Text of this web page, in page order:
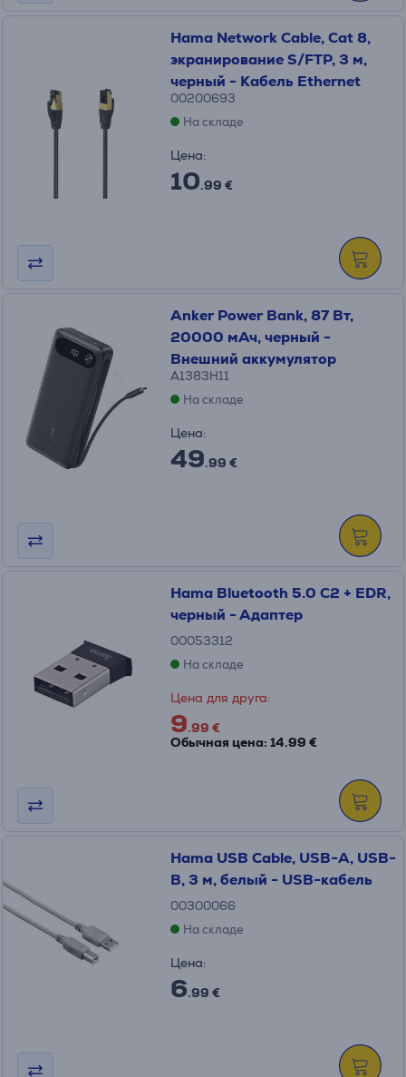
Hama Network Cable, Cat 8,
экранирование S/FTP, 3 м,
черный - Кабель Ethernet
00200693
На складе
Цена:
10.99 €
Anker Power Bank, 87 Вт,
20000 мАч, черный -
Внешний аккумулятор
A1383H11
На складе
Цена:
49.99 €
Hama Bluetooth 5.0 C2 + EDR,
черный - Адаптер
00053312
На складе
Цена для друга:
9.99 €
Обычная цена: 14.99 €
Hama USB Cable, USB-A, USB-
B, 3 м, белый - USB-кабель
00300066
На складе
Цена:
6.99 €